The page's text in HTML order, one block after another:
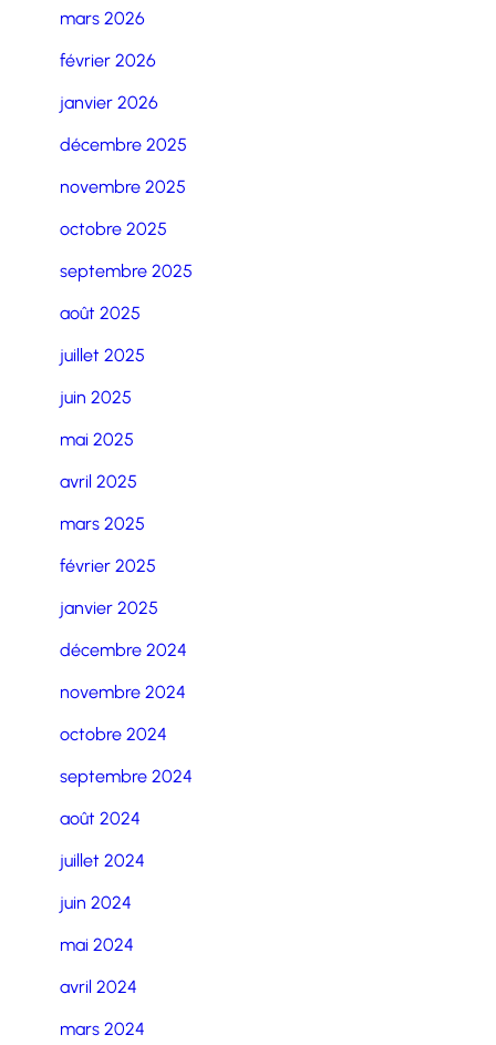
mars 2026
février 2026
janvier 2026
décembre 2025
novembre 2025
octobre 2025
septembre 2025
août 2025
juillet 2025
juin 2025
mai 2025
avril 2025
mars 2025
février 2025
janvier 2025
décembre 2024
novembre 2024
octobre 2024
septembre 2024
août 2024
juillet 2024
juin 2024
mai 2024
avril 2024
mars 2024